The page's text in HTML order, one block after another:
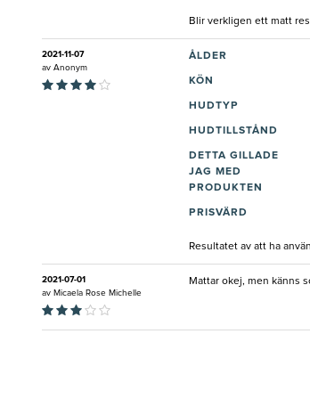
Blir verkligen ett matt
2021-11-07
av Anonym
ÅLDER
KÖN
HUDTYP
HUDTILLSTÅND
DETTA GILLADE
JAG MED
PRODUKTEN
PRISVÄRD
Resultatet av att ha
2021-07-01
av Micaela Rose Michelle
Mattar okej, men känns